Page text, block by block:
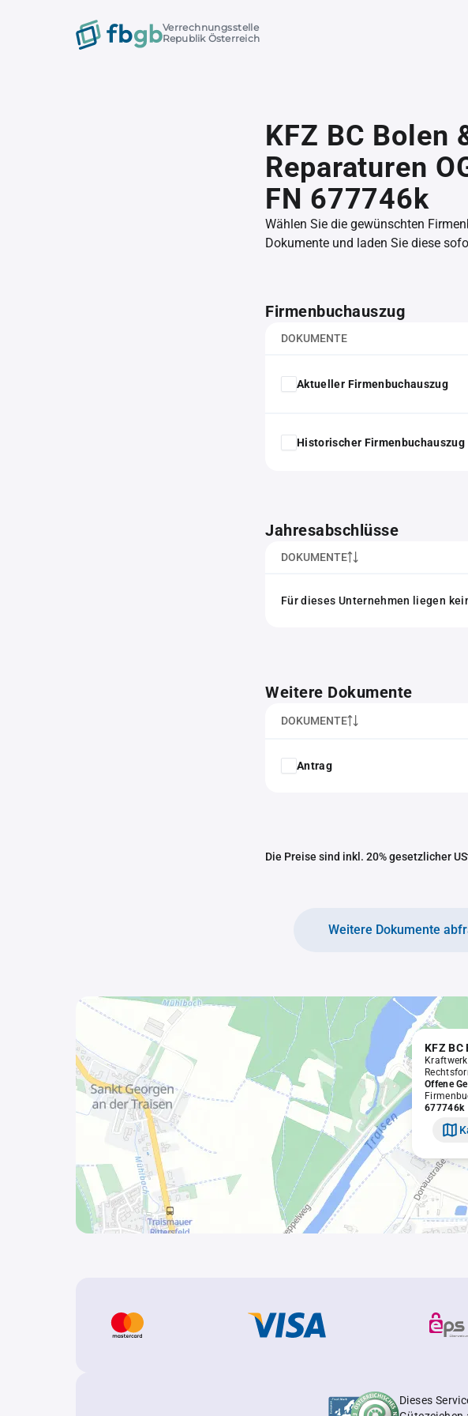
Verrechnungsstelle
Republik Österreich
KFZ BC Bolen
Reparaturen
FN 677746k
Wählen Sie die gewünschten
Dokumente und laden Sie diese
Firmenbuchauszug
DOKUMENTE
Aktueller Firmenbuchauszug
Historischer Firmenbuchauszug
Jahresabschlüsse
DOKUMENTE
Für dieses Unternehmen liegen
Weitere Dokumente
DOKUMENTE
Antrag
Die Preise sind inkl. 20% gesetzlicher
Weitere Dokumente
Offene
677746k
Dieses